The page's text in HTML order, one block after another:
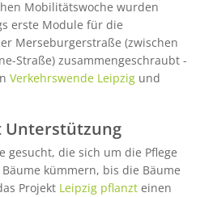
Mobilitätswoche wurden
erste Module für die
Merseburgerstraße (zwischen
Straße) zusammengeschraubt -
Verkehrswende Leipzigund
Unterstützung
gesucht, die sich um die Pflege
kümmern, bis die Bäume
Projekt Leipzig pflanzteinen